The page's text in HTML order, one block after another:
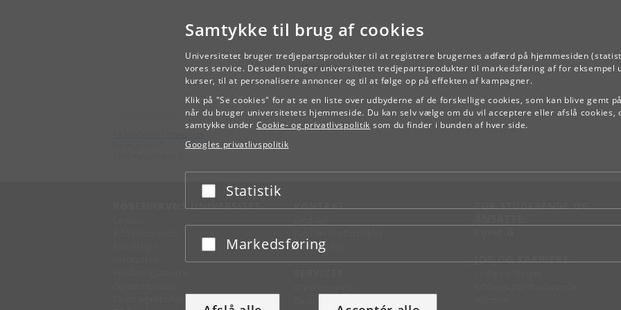
Samtykke til brug af cookies
Universitetet bruger tredjepartsprodukter til at registrere brugernes adfærd på hjemmesiden
vores service. Desuden bruger universitetet tredjepartsprodukter til markedsføring af for eksempel
kurser, til at personalisere annoncer og til at følge op på effekten af kampagner.
Klik på "Se cookies" for at se en liste over udbyderne af de forskellige cookies, som kan blive gemt
når du bruger universitetets hjemmeside. Du kan selv vælge om du vil acceptere eller afslå
samtykke under Cookie- og privatlivspolitik som du finder i bunden af hver side.
Googles privatlivspolitik
Acceptér eller afslå
Statistik
Acceptér eller afslå
Markedsføring
TILBAGE
KØBENHAVNS UNIVERSITET KONTAKT
Kontakt KU
FOR STUDERENDE OG
JOB OG KARRIERE